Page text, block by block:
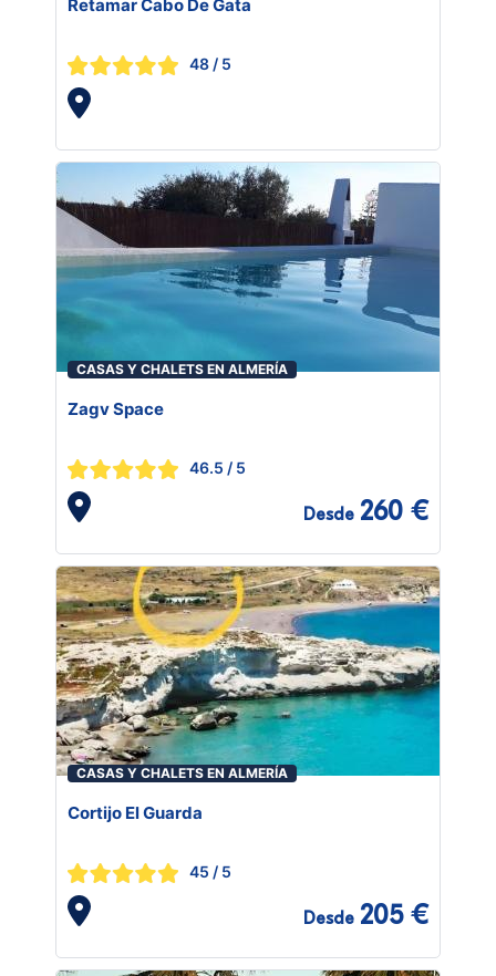
Retamar Cabo De Gata
48 / 5
CASAS Y CHALETS EN ALMERÍA
Zagv Space
46.5 / 5
Desde 260 €
CASAS Y CHALETS EN ALMERÍA
Cortijo El Guarda
45 / 5
Desde 205 €